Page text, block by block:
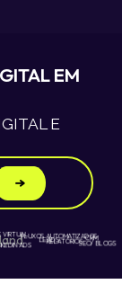
EM
E
ADS
CRM
RELATÓRIOSSEO/ BLOGS
FLUXOS AUTOMATIZADOS
VIRTUAL
LEADS